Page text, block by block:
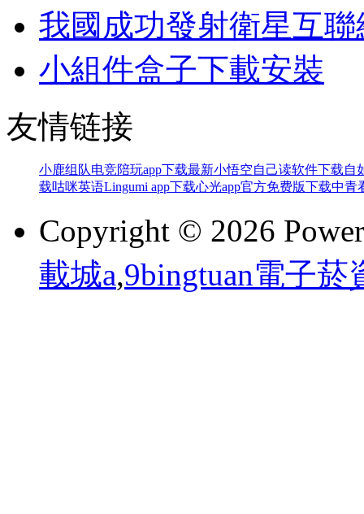
我國成功發射衛星互
小組件盒子下載安裝
友情链接
小鹿组队电竞陪玩app下载最新小悟空自己读软件下载自
载咕咪英语Lingumi app下载心光app官方免费版下载中青
Copyright © 2026
載城a,9bingtuan電子菸